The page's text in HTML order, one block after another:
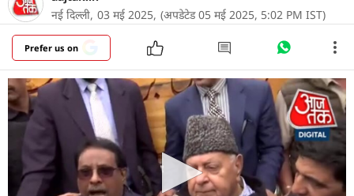
नई दिल्ली, 03 मई 2025, (अपडेटेड 05 मई 2025, 5:02 PM IST)
Prefer us on
जम्मू-कश्मीर के पहलगाम में 22 अप्रैल को हुए आतंकी मामले
में बयानबाजी जारी है. पूर्व मुख्यमंत्री और जम्मू-कश्मीर नेशनल
कांफ्रेंस (JKN) के अध्यक्ष फारूक अब्दुल्ला ने हमले की निंदा
करते हुए लोगों से आतंक के खिलाफ एकजुट होकर खड़े होने
की अपील की. उन्होंने कहा, हमले में शामिल लोग इंसानियत